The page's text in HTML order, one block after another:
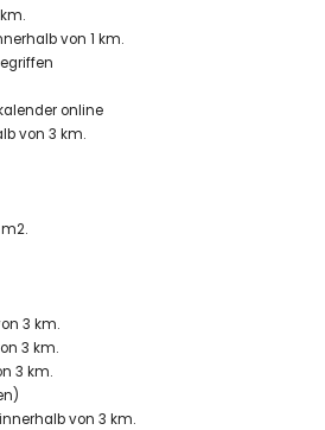
Essbereich im Freien
von 5 Kilometern von der Villa)
Mittelmeer, Jávea (innerhalb von 3
la Barraca, Jávea (innerhalb von 3
Mar, Jávea (innerhalb von 5 Kilometern
Jávea (innerhalb von 3 Kilometern von
(innerhalb von 100 Kilometern von der
Valencia (> 100 Kilometer)
für Familien mit Kindern
von 1 km.
online
von 3 km.
3 km.
3 km.
3 km.
von 3 km.